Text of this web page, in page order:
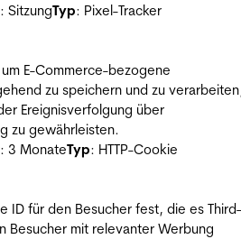
: SitzungTyp: Pixel-Tracker
E-Commerce-bezogene
zu speichern und zu
Ereignisverfolgung über
zu gewährleisten.
: 3 MonateTyp: HTTP-Cookie
ID für den Besucher fest, die es
Besucher mit relevanter Werbung